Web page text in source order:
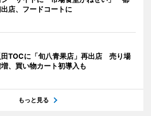
店、フードコートに
田TOCに「旬八青果店」再出店 売り場
、買い物カート初導入も
もっと見る